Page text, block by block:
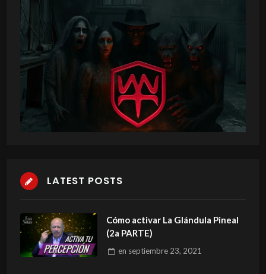
LATEST POSTS
Cómo activar La Glándula Pineal
(2a PARTE)
en septiembre 23, 2021